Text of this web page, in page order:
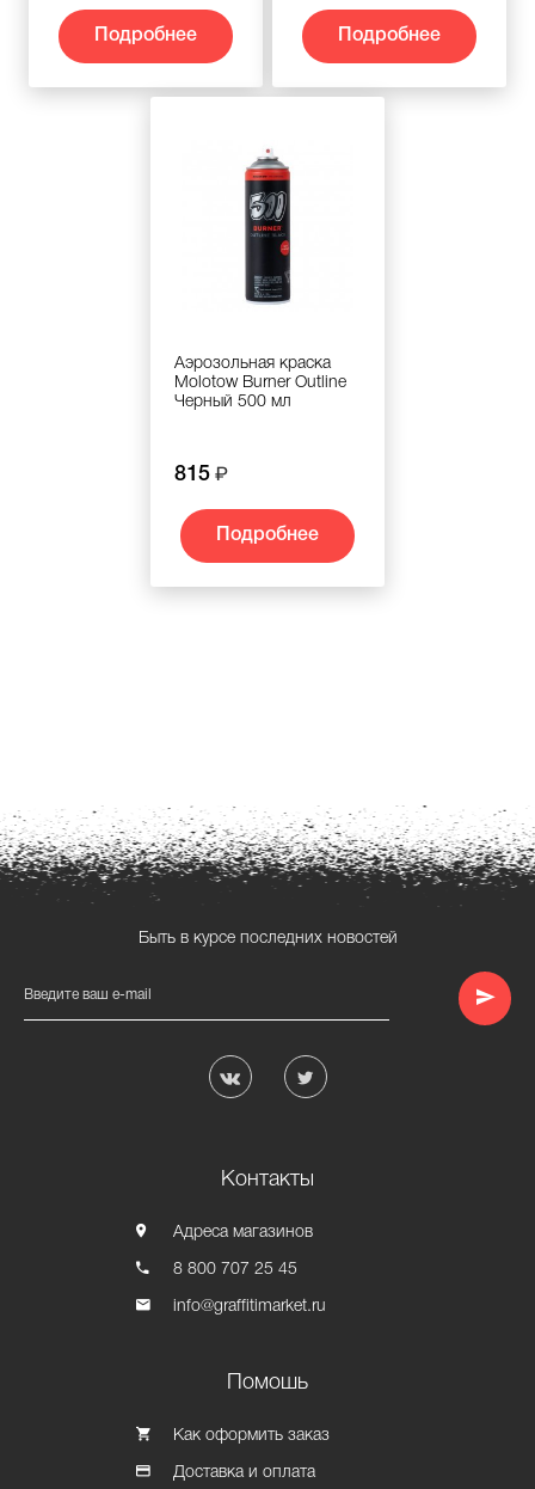
Подробнее Подробнее
Аэрозольная краска
Molotow Burner Outline
Черный 500 мл
815
Подробнее
Быть в курсе последних новостей
Введите ваш e-mail
Контакты
Адреса магазинов
8 800 707 25 45
info@graffitimarket.ru
Помошь
Как оформить заказ
Доставка и оплата